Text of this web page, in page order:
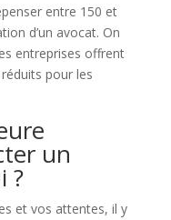
entre 150 et
d’un avocat. On
entreprises offrent
pour les
un
?
et vos attentes, il y